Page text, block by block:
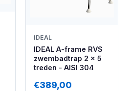
IDEAL
IDEAL A-frame RVS
zwembadtrap 2 x 5
treden - AISI 304
€389,00